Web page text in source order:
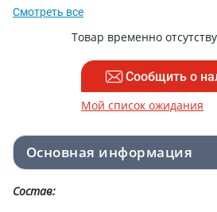
Смотреть все
Товар временно
Сообщить о
Мой список ожидания
Основная информация
Состав: